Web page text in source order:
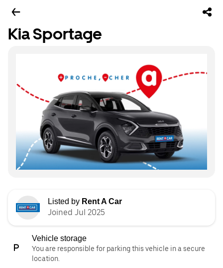
Kia Sportage
Listed by Rent A Car
Joined Jul 2025
Vehicle storage
You are responsible for parking this vehicle in a secure
location.